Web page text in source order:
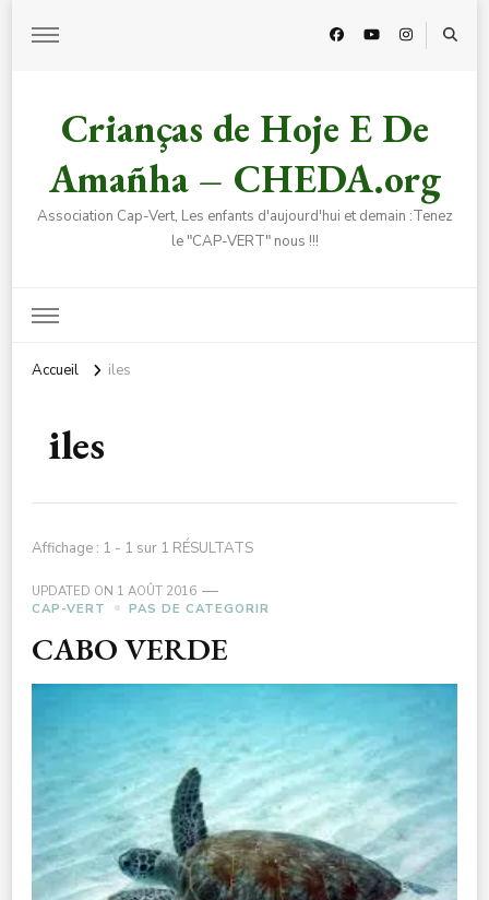
Crianças de Hoje E De
Amañha – CHEDA.org
Association Cap-Vert, Les enfants d'aujourd'hui et demain :Tenez
le "CAP-VERT" nous !!!
Accueil iles
iles
Affichage : 1 - 1 sur 1 RÉSULTATS
UPDATED ON 1 AOÛT 2016
CAP-VERT
PAS DE CATEGORIR
CABO VERDE